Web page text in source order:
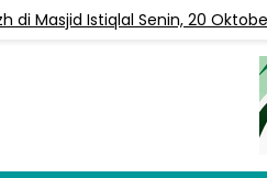
Istiqlal Senin, 20 Oktober 2025